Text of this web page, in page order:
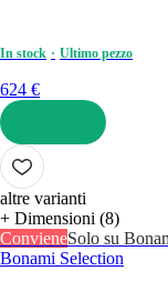
In stock Ultimo pezzo
624 €
AGGIUNGI
altre varianti
+ Dimensioni (8)
ConvieneSolo su
Bonami Selection